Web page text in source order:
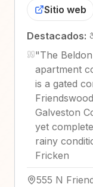
Sitio web
Destacados:
"The
apartment
is a gated
Galveston
yet
rainy
Fricken
555 N